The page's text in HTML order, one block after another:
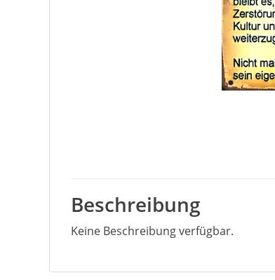
Beschreibung
Keine Beschreibung verfügbar.